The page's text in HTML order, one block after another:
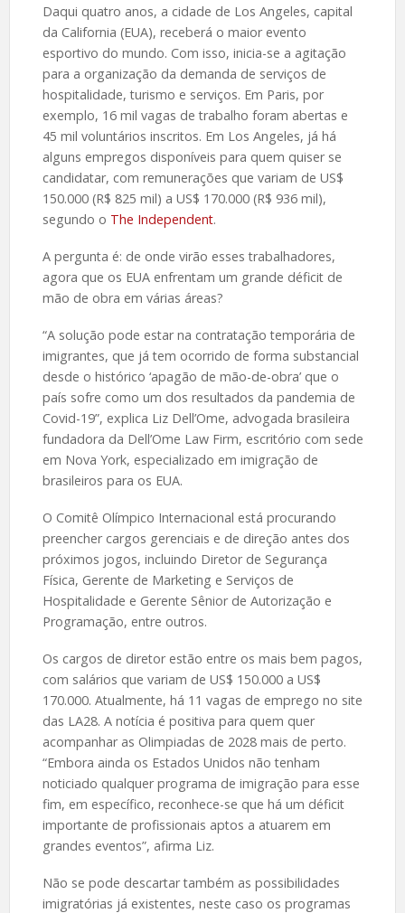
Daqui quatro anos, a cidade de Los Angeles, capital
da California (EUA), receberá o maior evento
esportivo do mundo. Com isso, inicia-se a agitação
para a organização da demanda de serviços de
hospitalidade, turismo e serviços. Em Paris, por
exemplo, 16 mil vagas de trabalho foram abertas e
45 mil voluntários inscritos. Em Los Angeles, já há
alguns empregos disponíveis para quem quiser se
candidatar, com remunerações que variam de US$
150.000 (R$ 825 mil) a US$ 170.000 (R$ 936 mil),
segundo o The Independent.
A pergunta é: de onde virão esses trabalhadores,
agora que os EUA enfrentam um grande déficit de
mão de obra em várias áreas?
“A solução pode estar na contratação temporária de
imigrantes, que já tem ocorrido de forma substancial
desde o histórico ‘apagão de mão-de-obra’ que o
país sofre como um dos resultados da pandemia de
Covid-19”, explica Liz Dell’Ome, advogada brasileira
fundadora da Dell’Ome Law Firm, escritório com sede
em Nova York, especializado em imigração de
brasileiros para os EUA.
O Comitê Olímpico Internacional está procurando
preencher cargos gerenciais e de direção antes dos
próximos jogos, incluindo Diretor de Segurança
Física, Gerente de Marketing e Serviços de
Hospitalidade e Gerente Sênior de Autorização e
Programação, entre outros.
Os cargos de diretor estão entre os mais bem pagos,
com salários que variam de US$ 150.000 a US$
170.000. Atualmente, há 11 vagas de emprego no site
das LA28. A notícia é positiva para quem quer
acompanhar as Olimpiadas de 2028 mais de perto.
“Embora ainda os Estados Unidos não tenham
noticiado qualquer programa de imigração para esse
fim, em específico, reconhece-se que há um déficit
importante de profissionais aptos a atuarem em
grandes eventos”, afirma Liz.
Não se pode descartar também as possibilidades
imigratórias já existentes, neste caso os programas